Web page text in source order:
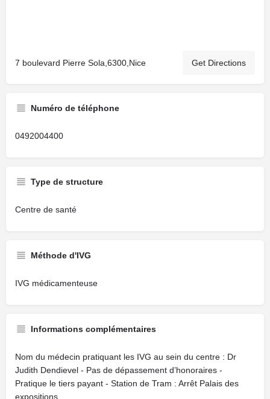
7 boulevard Pierre Sola,6300,Nice Get Directions
Numéro de téléphone
0492004400
Type de structure
Centre de santé
Méthode d'IVG
IVG médicamenteuse
Informations complémentaires
Nom du médecin pratiquant les IVG au sein du centre : Dr
Judith Dendievel - Pas de dépassement d’honoraires -
Pratique le tiers payant - Station de Tram : Arrêt Palais des
expositions